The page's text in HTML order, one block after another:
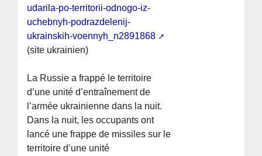
udarila-po-territorii-odnogo-iz-
uchebnyh-podrazdelenij-
ukrainskih-voennyh_n2891868
(site ukrainien)
La Russie a frappé le territoire
d’une unité d’entraînement de
l’armée ukrainienne dans la nuit.
Dans la nuit, les occupants ont
lancé une frappe de missiles sur le
territoire d’une unité